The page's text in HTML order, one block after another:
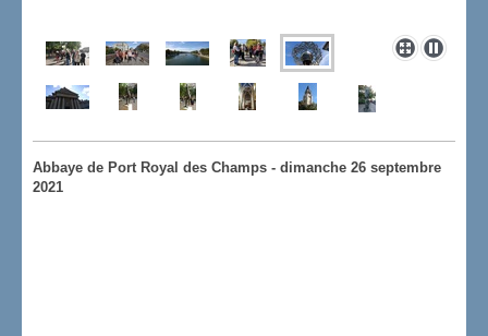
Abbaye de Port Royal des Champs - dimanche 26 septembre
2021